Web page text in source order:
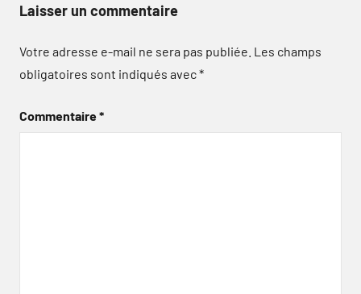
Laisser un commentaire
Votre adresse e-mail ne sera pas publiée. Les champs
obligatoires sont indiqués avec*
Commentaire*